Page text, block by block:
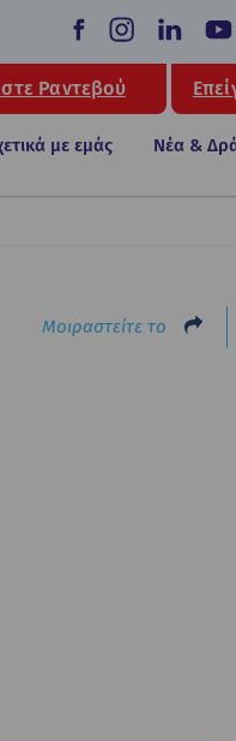
Ραντεβού
με εμάς Νέα &
Μοιραστείτε το